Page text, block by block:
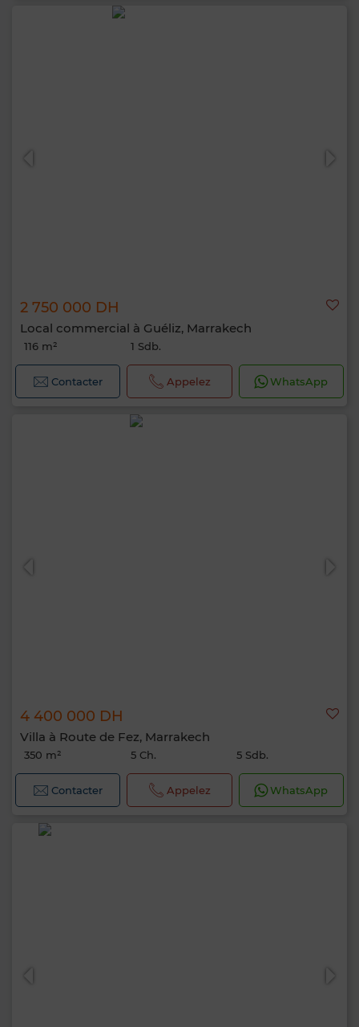
2 750 000 DH
Local commercial à Guéliz, Marrakech
116 m² 1 Sdb.
Contacter Appelez WhatsApp
4 400 000 DH
Villa à Route de Fez, Marrakech
350 m² 5 Ch. 5 Sdb.
Contacter Appelez WhatsApp